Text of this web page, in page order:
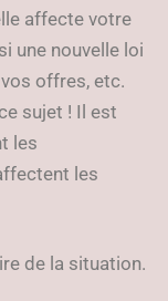
affecte votre
une nouvelle loi
offres, etc.
sujet ! Il est
les
les
de la situation.